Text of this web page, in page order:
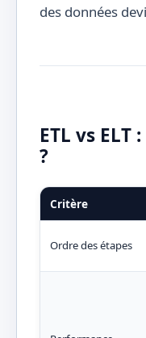
des données
ETL vs
?
Critère
Ordre des étapes